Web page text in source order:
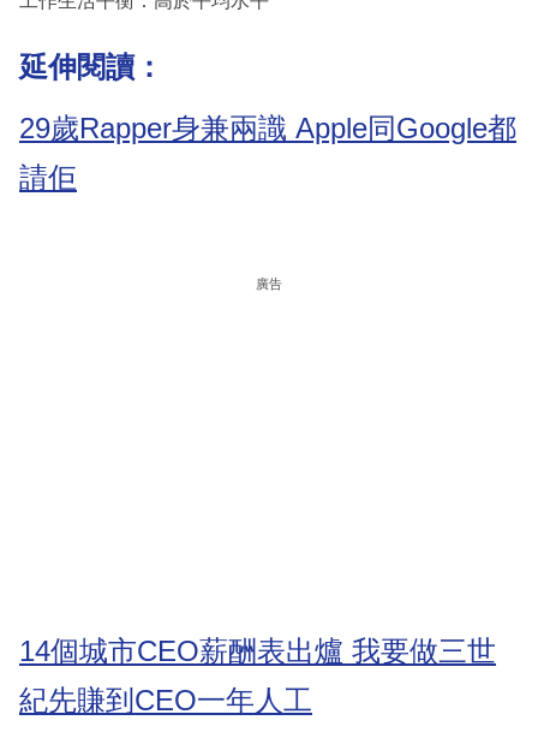
延伸閱讀：
29歲Rapper身兼兩識 Apple同Google都
請佢
廣告
14個城市CEO薪酬表出爐 我要做三世
紀先賺到CEO一年人工